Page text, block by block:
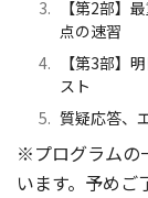
【第2部】
点の速習
【第3部】
スト
質疑応答、
※プログラムの
います。予めご